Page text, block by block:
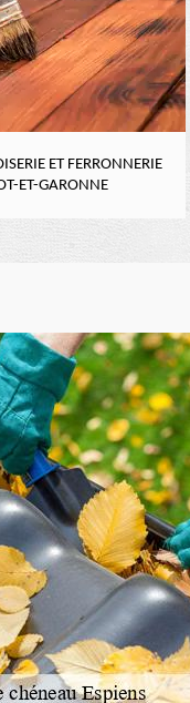
ET FERRONNERIE
ET-GARONNE